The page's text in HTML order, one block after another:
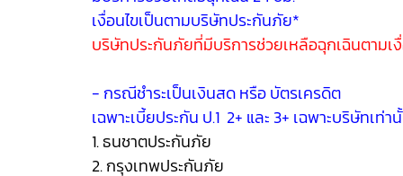
เงื่อนไขเป็นตามบริษัทประกันภัย*
บริษัทประกันภัยที่มีบริการช่วยเหลือฉุกเฉินตามเ
- กรณีชำระเป็นเงินสด หรือ บัตรเครดิต
เฉพาะเบี้ยประกัน ป.1 2+ และ 3+ เฉพาะบริษัทเท่า
1. ธนชาตประกันภัย
2. กรุงเทพประกันภัย